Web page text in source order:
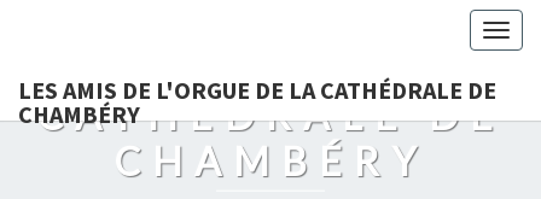
LES AMIS DE L'ORGUE DE LA CATHÉDRALE DE
CHAMBÉRY
L'ORGUE DE LA
CATHÉDRALE DE
CHAMBÉRY